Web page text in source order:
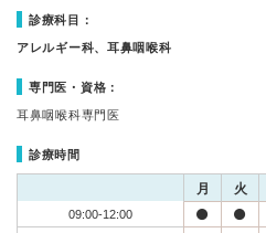
診療科目：
アレルギー科、耳鼻咽喉科
専門医・資格：
耳鼻咽喉科専門医
診療時間
月 火
09:00-12:00